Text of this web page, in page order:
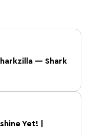
— Shark
Yet! |